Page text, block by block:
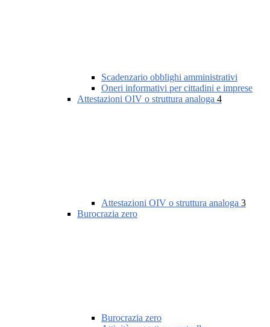
Scadenzario obblighi amministrativi
Oneri informativi per cittadini e imprese
Attestazioni OIV o struttura analoga 4
Attestazioni OIV o struttura analoga 3
Burocrazia zero
Burocrazia zero